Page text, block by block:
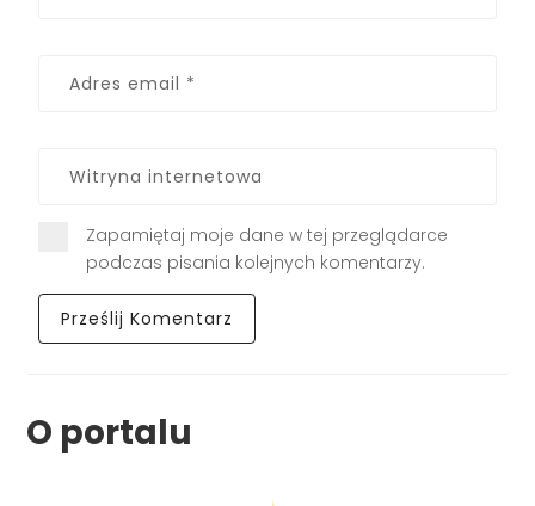
Zapamiętaj moje dane w tej przeglądarce
podczas pisania kolejnych komentarzy.
O portalu